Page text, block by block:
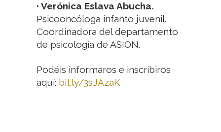
· Verónica Eslava Abucha.
Psicooncóloga infanto juvenil.
Coordinadora del departamento
de psicología de ASION.
Podéis informaros e inscribiros
aquí: bit.ly/3sJAzaK